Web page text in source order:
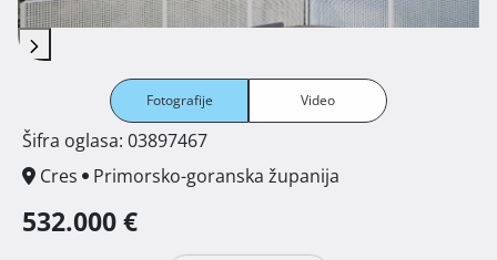
Fotografije Video
Šifra oglasa: 03897467
Cres
Primorsko-goranska županija
532.000 €